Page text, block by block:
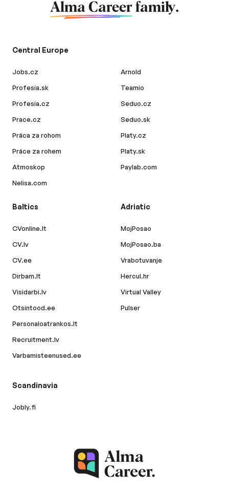
Alma Career family.
Central Europe
Jobs.cz
Profesia.sk
Profesia.cz
Prace.cz
Práca za rohom
Práce za rohem
Atmoskop
Nelisa.com
Arnold
Teamio
Seduo.cz
Seduo.sk
Platy.cz
Platy.sk
Paylab.com
Baltics
CVonline.lt
CV.lv
CV.ee
Dirbam.lt
Visidarbi.lv
Otsintood.ee
Personaloatrankos.lt
Recruitment.lv
Varbamisteenused.ee
Adriatic
MojPosao
MojPosao.ba
Vrabotuvanje
Hercul.hr
Virtual Valley
Pulser
Scandinavia
Jobly.fi